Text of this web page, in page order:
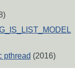
pthread (2016)